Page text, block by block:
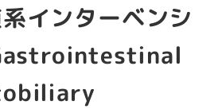
インターベンシ